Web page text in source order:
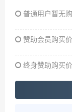
普通用户暂无
赞助会员购买
终身赞助购买